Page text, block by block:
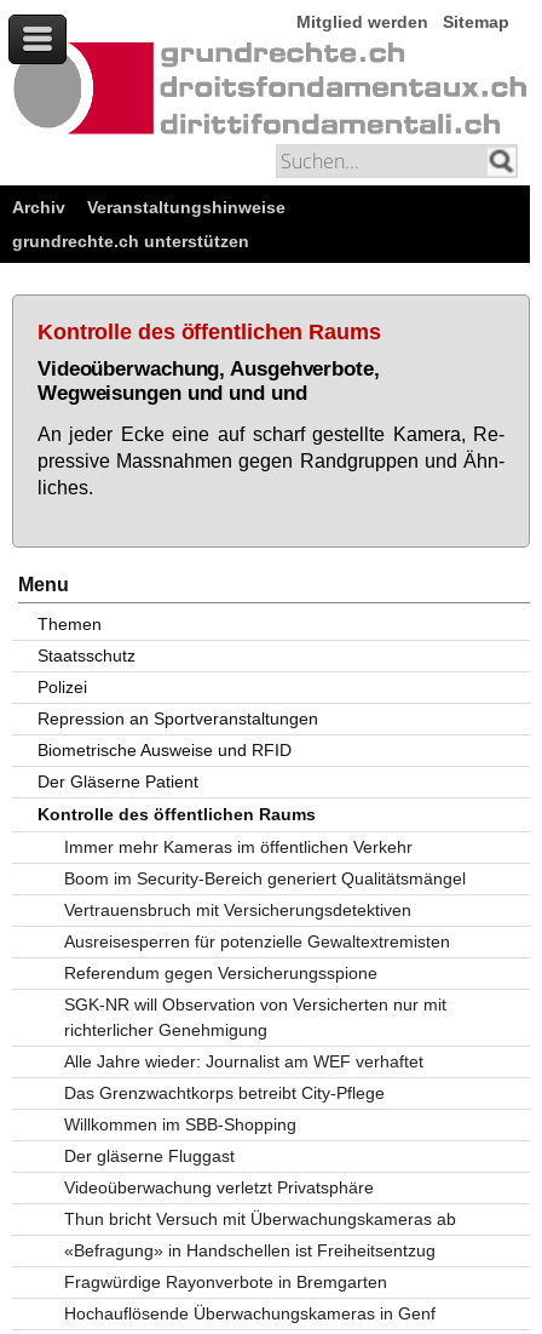
Mitglied werden Sitemap
Archiv
Veranstaltungshinweise
grundrechte.ch unterstützen
Kontrolle des öffentlichen Raums
Videoüberwachung, Ausgehverbote,
Wegweisungen und und und
An je­der Ecke ei­ne auf scharf ge­stell­te Ka­me­ra, Re­
pres­si­ve Mass­nah­men ge­gen Rand­grup­pen und Ähn­
li­ches.
Menu
Themen
Staatsschutz
Polizei
Repression an Sportveranstaltungen
Biometrische Ausweise und RFID
Der Gläserne Patient
Kontrolle des öffentlichen Raums
Immer mehr Kameras im öffentlichen Verkehr
Boom im Security-Bereich generiert Qualitätsmängel
Vertrauensbruch mit Versicherungsdetektiven
Ausreisesperren für potenzielle Gewaltextremisten
Referendum gegen Versicherungsspione
SGK-NR will Observation von Versicherten nur mit
richterlicher Genehmigung
Alle Jahre wieder: Journalist am WEF verhaftet
Das Grenzwachtkorps betreibt City-Pflege
Willkommen im SBB-Shopping
Der gläserne Fluggast
Videoüberwachung verletzt Privatsphäre
Thun bricht Versuch mit Überwachungskameras ab
«Befragung» in Handschellen ist Freiheitsentzug
Fragwürdige Rayonverbote in Bremgarten
Hochauflösende Überwachungskameras in Genf